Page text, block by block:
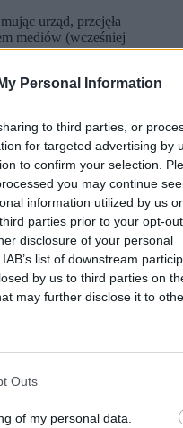
Personal Information
to third parties, or
for targeted advertising by
to confirm your selection.
you may continue
information utilized by us or
parties prior to your opt-
disclosure of your personal
list of downstream
by us to third parties on
may further disclose it to
Outs
of my personal data.
urząd, przejęła
mediów (wcześniej
a w ocenie skutków regulacji
przygotowywał
później temat przejęli
a następnie pod swoje
Cienkowska. Harmonogram
Do Sejmu projekt
2025 r. Tak się jednak nie
szufladach.